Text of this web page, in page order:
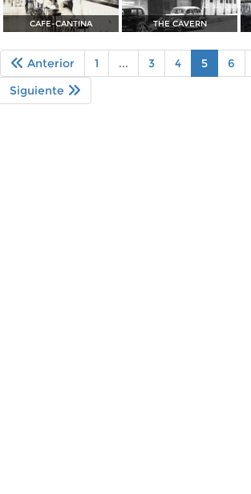
CAFE-CANTINA THE CAVERN
Anterior 1 ... 3 4 5 6
Siguiente